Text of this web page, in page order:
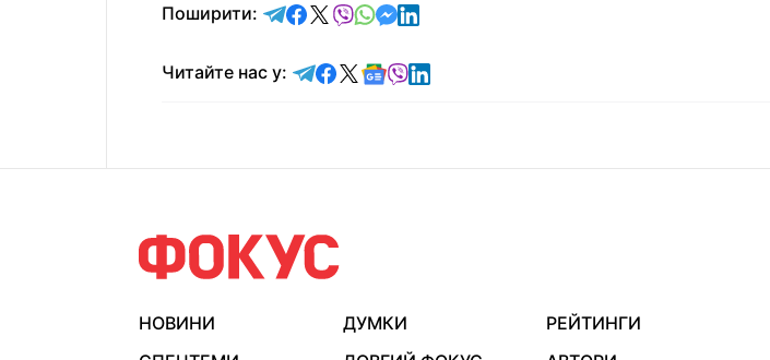
Поширити: відправити у Telegram
поділитись у Facebook
поділитись у X
відправити у Viber
відправити у Whatsapp
відправити у Messenger
відправити у LinkedIn
Читайте нас у: Читайте у Telegram
Читайте у Facebook
Читайте у X
Читайте у Google news
Читайте у Viber
Читайте у LinkedIn
НОВИНИ ДУМКИ
РЕЙТИНГИ